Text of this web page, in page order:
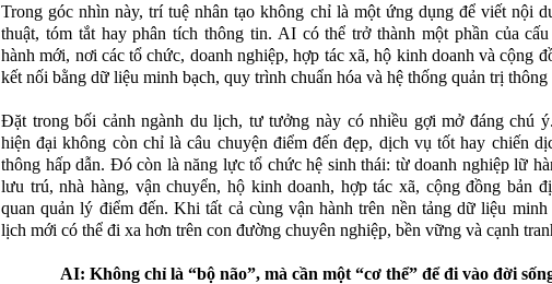
Trong góc nhìn này, trí tuệ nhân tạo không chỉ là một ứng dụng để viết nội
thuật, tóm tắt hay phân tích thông tin. AI có thể trở thành một phần của
hành mới, nơi các tổ chức, doanh nghiệp, hợp tác xã, hộ kinh doanh và cộng
kết nối bằng dữ liệu minh bạch, quy trình chuẩn hóa và hệ thống quản trị
Đặt trong bối cảnh ngành du lịch, tư tưởng này có nhiều gợi mở đáng chú
hiện đại không còn chỉ là câu chuyện điểm đến đẹp, dịch vụ tốt hay chiến
thông hấp dẫn. Đó còn là năng lực tổ chức hệ sinh thái: từ doanh nghiệp lữ
lưu trú, nhà hàng, vận chuyển, hộ kinh doanh, hợp tác xã, cộng đồng bản
quan quản lý điểm đến. Khi tất cả cùng vận hành trên nền tảng dữ liệu minh
lịch mới có thể đi xa hơn trên con đường chuyên nghiệp, bền vững và cạnh
AI: Không chỉ là “bộ não”, mà cần một “cơ thể” để đi vào đời